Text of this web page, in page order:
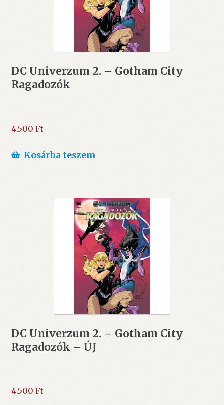
DC Univerzum 2. – Gotham City
Ragadozók
4.500 Ft
Kosárba teszem
DC Univerzum 2. – Gotham City
Ragadozók – ÚJ
4.500 Ft